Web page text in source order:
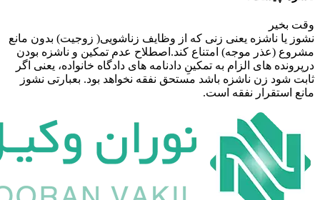
ناشزه یعنی زنی که از وظایف زناشویی( زوجیت) بدون مانع
(عذر موجه) امتناع کند.اصطلاح عدم تمکین و ناشزه بودن
های الزام به تمکینِ دادنامه های دادگاه خانواده، یعنی اگر
زن ناشزه باشد مستحق نفقه نخواهد بود. بعبارتی نشوز
نفقه است.